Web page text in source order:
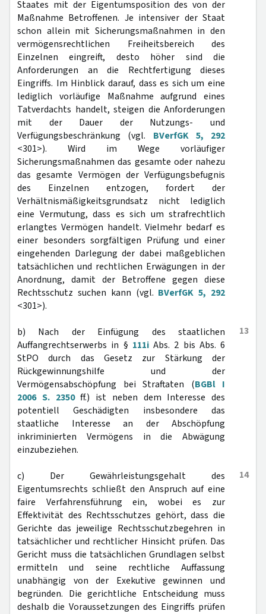
Staates mit der Eigentumsposition des von der
Maßnahme Betroffenen. Je intensiver der Staat
schon allein mit Sicherungsmaßnahmen in den
vermögensrechtlichen Freiheitsbereich des
Einzelnen eingreift, desto höher sind die
Anforderungen an die Rechtfertigung dieses
Eingriffs. Im Hinblick darauf, dass es sich um eine
lediglich vorläufige Maßnahme aufgrund eines
Tatverdachts handelt, steigen die Anforderungen
mit der Dauer der Nutzungs- und
Verfügungsbeschränkung (vgl. BVerfGK 5, 292
<301>). Wird im Wege vorläufiger
Sicherungsmaßnahmen das gesamte oder nahezu
das gesamte Vermögen der Verfügungsbefugnis
des Einzelnen entzogen, fordert der
Verhältnismäßigkeitsgrundsatz nicht lediglich
eine Vermutung, dass es sich um strafrechtlich
erlangtes Vermögen handelt. Vielmehr bedarf es
einer besonders sorgfältigen Prüfung und einer
eingehenden Darlegung der dabei maßgeblichen
tatsächlichen und rechtlichen Erwägungen in der
Anordnung, damit der Betroffene gegen diese
Rechtsschutz suchen kann (vgl. BVerfGK 5, 292
<301>).
13
b) Nach der Einfügung des staatlichen
Auffangrechtserwerbs in § 111iAbs. 2 bis Abs. 6
StPO durch das Gesetz zur Stärkung der
Rückgewinnungshilfe und der
Vermögensabschöpfung bei Straftaten (BGBl I
2006 S. 2350ff.) ist neben dem Interesse des
potentiell Geschädigten insbesondere das
staatliche Interesse an der Abschöpfung
inkriminierten Vermögens in die Abwägung
einzubeziehen.
14
c) Der Gewährleistungsgehalt des
Eigentumsrechts schließt den Anspruch auf eine
faire Verfahrensführung ein, wobei es zur
Effektivität des Rechtsschutzes gehört, dass die
Gerichte das jeweilige Rechtsschutzbegehren in
tatsächlicher und rechtlicher Hinsicht prüfen. Das
Gericht muss die tatsächlichen Grundlagen selbst
ermitteln und seine rechtliche Auffassung
unabhängig von der Exekutive gewinnen und
begründen. Die gerichtliche Entscheidung muss
deshalb die Voraussetzungen des Eingriffs prüfen